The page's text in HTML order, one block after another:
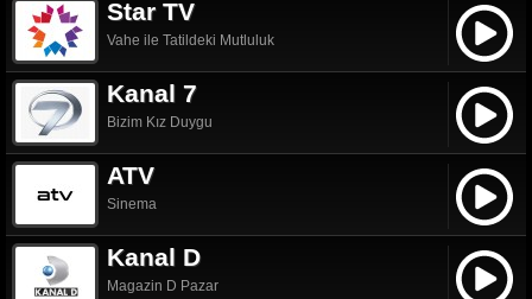
Star TV
Vahe ile Tatildeki Mutluluk
Kanal 7
Bizim Kız Duygu
ATV
Sinema
Kanal D
Magazin D Pazar